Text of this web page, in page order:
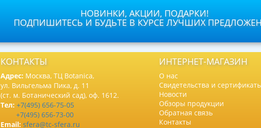
НОВИНКИ, АКЦИИ, ПОДАРКИ!
ПОДПИШИТЕСЬ И БУДЬТЕ В КУРСЕ ЛУЧШИХ
КОНТАКТЫ
Адрес: Москва, ТЦ Botanica,
ул. Вильгельма Пика, д. 11
(ст. м. Ботанический сад), оф. 1612.
Тел: +7(495) 656-75-05
+7(495) 656-73-00
Email: sfera@tc-sfera.ru
ИНТЕРНЕТ-МАГАЗИН
О нас
Свидетельства и
Новости
Обзоры продукции
Обратная связь
Контакты